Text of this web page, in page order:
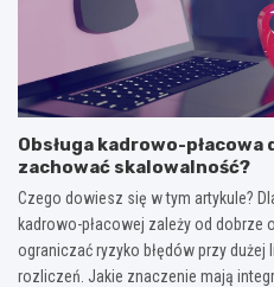
Obsługa kadrowo-
zachować skalowalność?
Czego dowiesz się w tym artykule?
kadrowo-płacowej zależy od dobrze
ograniczać ryzyko błędów przy
rozliczeń. Jakie znaczenie mają